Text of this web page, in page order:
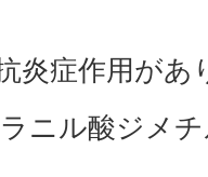
炎症作用があ
ニル酸ジメ